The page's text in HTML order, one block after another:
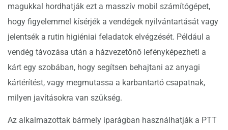
magukkal hordhatják ezt a masszív mobil számítógépet,
hogy figyelemmel kísérjék a vendégek nyilvántartását vagy
jelentsék a rutin higiéniai feladatok elvégzését. Például a
vendég távozása után a házvezetőnő lefényképezheti a
kárt egy szobában, hogy segítsen behajtani az anyagi
kártérítést, vagy megmutassa a karbantartó csapatnak,
milyen javításokra van szükség.
Az alkalmazottak bármely iparágban használhatják a PTT